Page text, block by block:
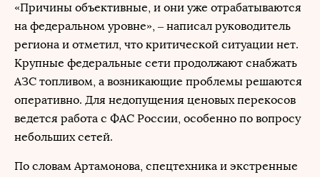
«Причины объективные, и они уже отрабатываются
на федеральном уровне», – написал руководитель
региона и отметил, что критической ситуации нет.
Крупные федеральные сети продолжают снабжать
АЗС топливом, а возникающие проблемы решаются
оперативно. Для недопущения ценовых перекосов
ведется работа с ФАС России, особенно по вопросу
небольших сетей.
По словам Артамонова, спецтехника и экстренные